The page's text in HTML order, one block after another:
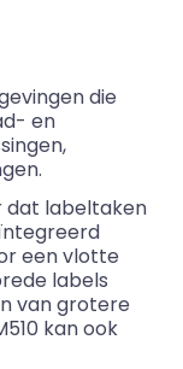
die
en
dat labeltaken
een vlotte
labels
van grotere
kan ook